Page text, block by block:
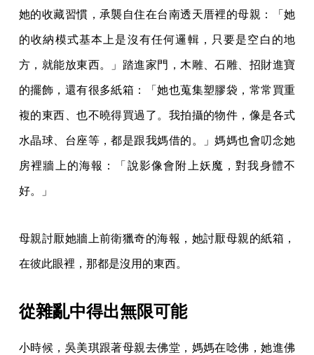
她的收藏習慣，承襲自住在台南透天厝裡的母親：「她
的收納模式基本上是沒有任何邏輯，只要是空白的地
方，就能放東西。」踏進家門，木雕、石雕、招財進寶
的擺飾，還有很多紙箱：「她也蒐集塑膠袋，常常買重
複的東西、也不曉得買過了。我拍攝的物件，像是各式
水晶球、台座等，都是跟我媽借的。」媽媽也會叨念她
房裡牆上的海報：「說影像會附上妖魔，對我身體不
好。」
母親討厭她牆上前衛獵奇的海報，她討厭母親的紙箱，
在彼此眼裡，那都是沒用的東西。
從雜亂中得出無限可能
小時候，吳美琪跟著母親去佛堂，媽媽在唸佛，她進佛